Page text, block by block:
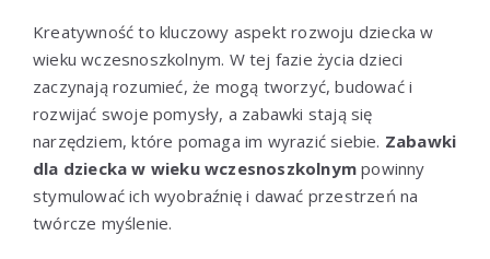
Kreatywność to kluczowy aspekt rozwoju dziecka w
wieku wczesnoszkolnym. W tej fazie życia dzieci
zaczynają rozumieć, że mogą tworzyć, budować i
rozwijać swoje pomysły, a zabawki stają się
narzędziem, które pomaga im wyrazić siebie. Zabawki
dla dziecka w wieku wczesnoszkolnym powinny
stymulować ich wyobraźnię i dawać przestrzeń na
twórcze myślenie.